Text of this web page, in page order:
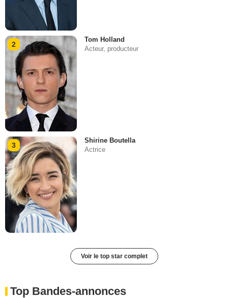
2
Tom Holland
Acteur, producteur
3
Shirine Boutella
Actrice
Voir le top star complet
Top Bandes-annonces